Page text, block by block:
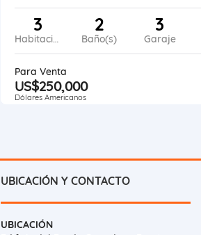
3
Habitaciones
2
Baño(s)
3
Garaje
Para Venta
US$250,000
Dólares Americanos
UBICACIÓN Y CONTACTO
UBICACIÓN